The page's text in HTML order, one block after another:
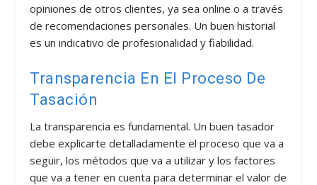
opiniones de otros clientes, ya sea online o a través
de recomendaciones personales. Un buen historial
es un indicativo de profesionalidad y fiabilidad.
Transparencia En El Proceso De
Tasación
La transparencia es fundamental. Un buen tasador
debe explicarte detalladamente el proceso que va a
seguir, los métodos que va a utilizar y los factores
que va a tener en cuenta para determinar el valor de